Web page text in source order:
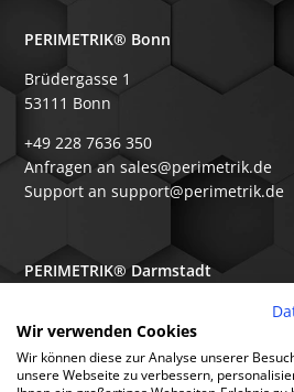
PERIMETRIK® Bonn
Brüdergasse 1
53111 Bonn
+49 228 7636 350
Anfragen an sales@perimetrik.de
Support an support@perimetrik.de
PERIMETRIK® Darmstadt
64367 Mühltal
+49 6151 3944 80
Wir verwenden Cookies
Wir können diese zur Analyse unserer
unsere Webseite zu verbessern,